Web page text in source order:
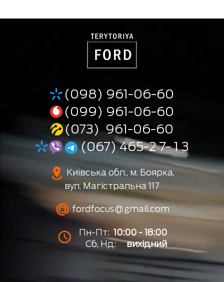
(098) 961-06-60
(099) 961-06-60
(073) 961-06-60
(067) 465-2 7- 1 3
Київська обл., м. Боярка,
вул. Магістральна 117
fordfocus@gmail.com
Пн-Пт: 10:00 - 18:00
Сб, Нд:
вихідний